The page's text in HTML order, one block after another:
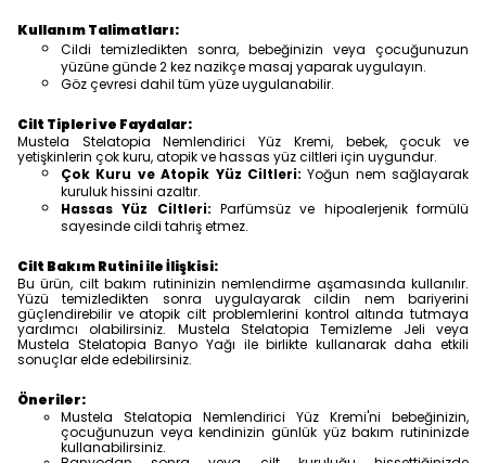
Kullanım Talimatları:
Cildi temizledikten sonra, bebeğinizin veya çocuğunuzun
yüzüne günde 2 kez nazikçe masaj yaparak uygulayın.
Göz çevresi dahil tüm yüze uygulanabilir.
Cilt Tipleri ve Faydalar:
Mustela Stelatopia Nemlendirici Yüz Kremi, bebek, çocuk ve
yetişkinlerin çok kuru, atopik ve hassas yüz ciltleri için uygundur.
Çok Kuru ve Atopik Yüz Ciltleri: Yoğun nem sağlayarak
kuruluk hissini azaltır.
Hassas Yüz Ciltleri: Parfümsüz ve hipoalerjenik formülü
sayesinde cildi tahriş etmez.
Cilt Bakım Rutini ile İlişkisi:
Bu ürün, cilt bakım rutininizin nemlendirme aşamasında kullanılır.
Yüzü temizledikten sonra uygulayarak cildin nem bariyerini
güçlendirebilir ve atopik cilt problemlerini kontrol altında tutmaya
yardımcı olabilirsiniz. Mustela Stelatopia Temizleme Jeli veya
Mustela Stelatopia Banyo Yağı ile birlikte kullanarak daha etkili
sonuçlar elde edebilirsiniz.
Öneriler:
Mustela Stelatopia Nemlendirici Yüz Kremi'ni bebeğinizin,
çocuğunuzun veya kendinizin günlük yüz bakım rutininizde
kullanabilirsiniz.